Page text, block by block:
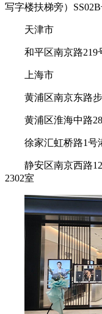
写字楼扶梯旁）
天津市
和平区南京路219
上海市
黄浦区南京东路
黄浦区淮海中路
徐家汇虹桥路1号
静安区南京西路
2302室